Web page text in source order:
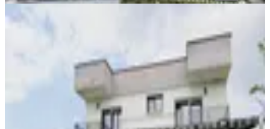
%
İcinde 4+1 Havuzlu Lüx Villa
Buca, Karacaağaç Mahallesi
250 m²
14.950.000 ₺15.500.000 ₺